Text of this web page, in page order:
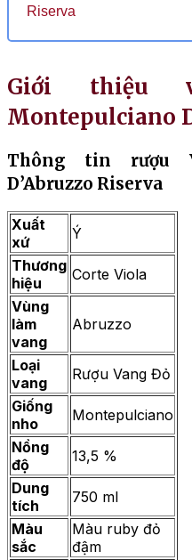
Riserva
Giới thiệu
Montepulciano
Thông tin rượu
D’Abruzzo Riserva
Xuất
xứ
Ý
Thương
hiệu
Corte Viola
Vùng
làm
vang
Abruzzo
Loại
vang
Rượu Vang Đỏ
Giống
nho
Montepulciano
Nồng
độ
13,5 %
Dung
tích
750 ml
Màu
sắc
Màu ruby đỏ
đậm